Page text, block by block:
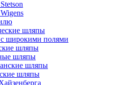
шляпы
широкими полями
шляпы
шляпы
шляпы
шляпы